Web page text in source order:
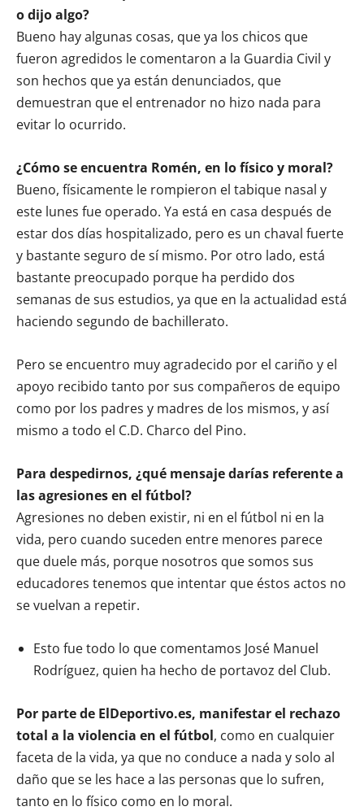
o dijo algo?
Bueno hay algunas cosas, que ya los chicos que
fueron agredidos le comentaron a la Guardia Civil y
son hechos que ya están denunciados, que
demuestran que el entrenador no hizo nada para
evitar lo ocurrido.
¿Cómo se encuentra Romén, en lo físico y moral?
Bueno, físicamente le rompieron el tabique nasal y
este lunes fue operado. Ya está en casa después de
estar dos días hospitalizado, pero es un chaval fuerte
y bastante seguro de sí mismo. Por otro lado, está
bastante preocupado porque ha perdido dos
semanas de sus estudios, ya que en la actualidad está
haciendo segundo de bachillerato.
Pero se encuentro muy agradecido por el cariño y el
apoyo recibido tanto por sus compañeros de equipo
como por los padres y madres de los mismos, y así
mismo a todo el C.D. Charco del Pino.
Para despedirnos, ¿qué mensaje darías referente a
las agresiones en el fútbol?
Agresiones no deben existir, ni en el fútbol ni en la
vida, pero cuando suceden entre menores parece
que duele más, porque nosotros que somos sus
educadores tenemos que intentar que éstos actos no
se vuelvan a repetir.
Esto fue todo lo que comentamos José Manuel
Rodríguez, quien ha hecho de portavoz del Club.
Por parte de ElDeportivo.es, manifestar el rechazo
total a la violencia en el fútbol, como en cualquier
faceta de la vida, ya que no conduce a nada y solo al
daño que se les hace a las personas que lo sufren,
tanto en lo físico como en lo moral.